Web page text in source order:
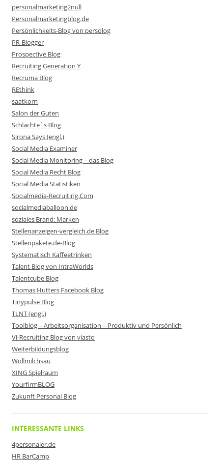
personalmarketing2null
Personalmarketingblog.de
Persönlichkeits-Blog von persolog
PR-Blogger
Prospective Blog
Recruiting Generation Y
Recruma Blog
REthink
saatkorn
Salon der Guten
Schlachte´s Blog
Sirona Says (engl.)
Social Media Examiner
Social Media Monitoring – das Blog
Social Media Recht Blog
Social Media Statistiken
Socialmedia-Recruiting.Com
socialmediaballoon.de
soziales Brand: Marken
Stellenanzeigen-vergleich.de Blog
Stellenpakete.de-Blog
Systematisch Kaffeetrinken
Talent Blog von IntraWorlds
Talentcube Blog
Thomas Hutters Facebook Blog
Tinypulse Blog
TLNT (engl.)
Toolblog – Arbeitsorganisation – Produktiv und Persönlich
Vi-Recruiting Blog von viasto
Weiterbildungsblog
Wollmilchsau
XING Spielraum
YourfirmBLOG
Zukunft Personal Blog
INTERESSANTE LINKS
4personaler.de
HR BarCamp